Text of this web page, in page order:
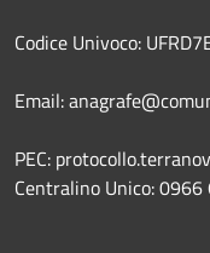
Codice Univoco:
Email:
PEC:
Centralino Unico: